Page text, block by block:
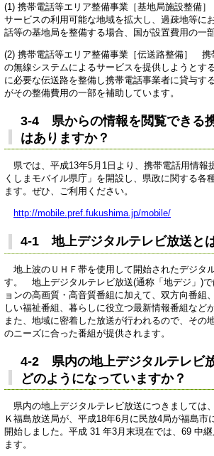
(1) 携帯電話等エリア整備事業［基地局施設整備
サービスの利用可能な地域を拡大し、過疎地等に
話等の基地局を整備する場合、国が設置費用の一
(2) 携帯電話等エリア整備事業［伝送路整備］ 携
の無線システムによるサービスを提供しようとす
に必要な伝送路を整備し携帯電話事業者に貸与す
がその整備費用の一部を補助しています。
3-4 県からの情報を閲覧できる
はありますか？
県では、平成13年5月1日より、携帯電話用情報
くしまモバイル県庁」を開設し、県政に関する各
ます。ぜひ、ご利用ください。
http://mobile.pref.fukushima.jp/mobile/
4-1 地上デジタルテレビ放送と
地上波のＵＨＦ帯を使用して開始されたデジタ
す。 地上デジタルテレビ放送(通称「地デジ」)で
ョンの高画質・高音質番組に加えて、双方向番組
しい福祉番組、暮らしに役立つ最新情報番組など
また、地域に密着した放送が行われるので、その
のニーズに合った番組が提供されます。
4-2 県内の地上デジタルテレビ
どのようになっていますか？
県内の地上デジタルテレビ放送につきましては
Ｋ福島放送局が、平成18年6月に民放4局が福島市
開始しました。平成 31 年3月末現在では、69 中
ます。